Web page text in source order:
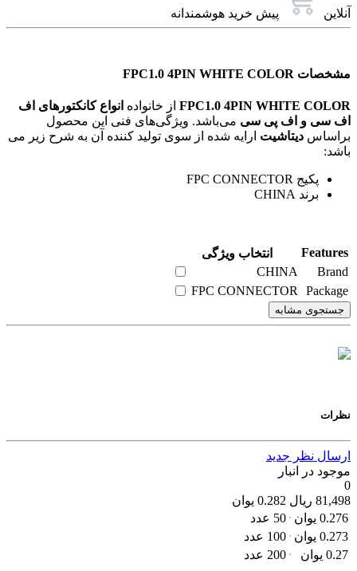
آنلاین پیش خرید هوشمندانه
مشخصات FPC1.0 4PIN WHITE COLOR
FPC1.0 4PIN WHITE COLOR از خانواده انواع کانکتورهای اف
اف سی و اف پی سی می‌باشد. ویژگی‌های فنی این محصول
براساس دیتاشیت ارایه شده از سوی تولید کننده آن به شرح زیر می
باشد:
پکیج FPC CONNECTOR
برند CHINA
Features
انتخاب ویژگی
Brand
CHINA
Package
FPC CONNECTOR
جستجوی مشابه
نظرات
ارسال نظر جدید
موجود در انبار
0
81,498 ریال 0.282 یوان
0.276 یوان
50 عدد
0.273 یوان
100 عدد
0.27 یوان 200 عدد